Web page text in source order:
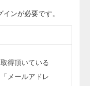
ンが必要です。
得頂いている
メールアドレ